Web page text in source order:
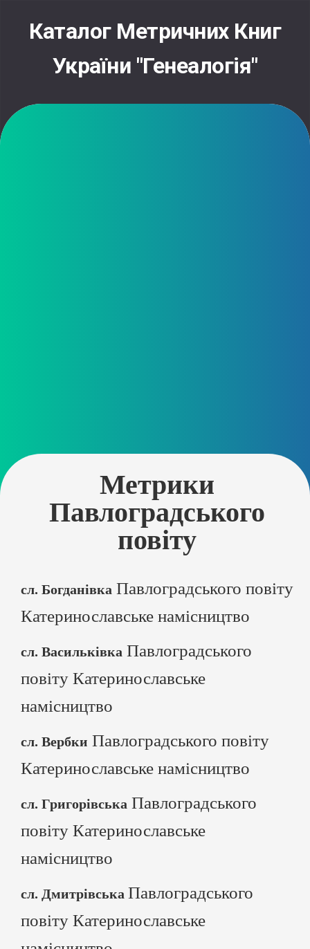
contentКаталог Метричних Книг
України "Генеалогія"
Метрики
Павлоградського
повіту
сл. Богданівка Павлоградського повіту
Катеринославське намісництво
сл. Васильківка Павлоградського
повіту Катеринославське
намісництво
сл. Вербки Павлоградського повіту
Катеринославське намісництво
сл. Григорівська Павлоградського
повіту Катеринославське
намісництво
сл. Дмитрівська Павлоградського
повіту Катеринославське